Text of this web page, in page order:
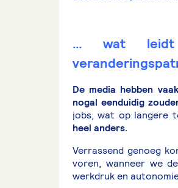
… wat leidt
De media hebben
nogal eenduidig
jobs, wat op langere
heel anders.
Verrassend genoeg
voren, wanneer we
werkdruk en